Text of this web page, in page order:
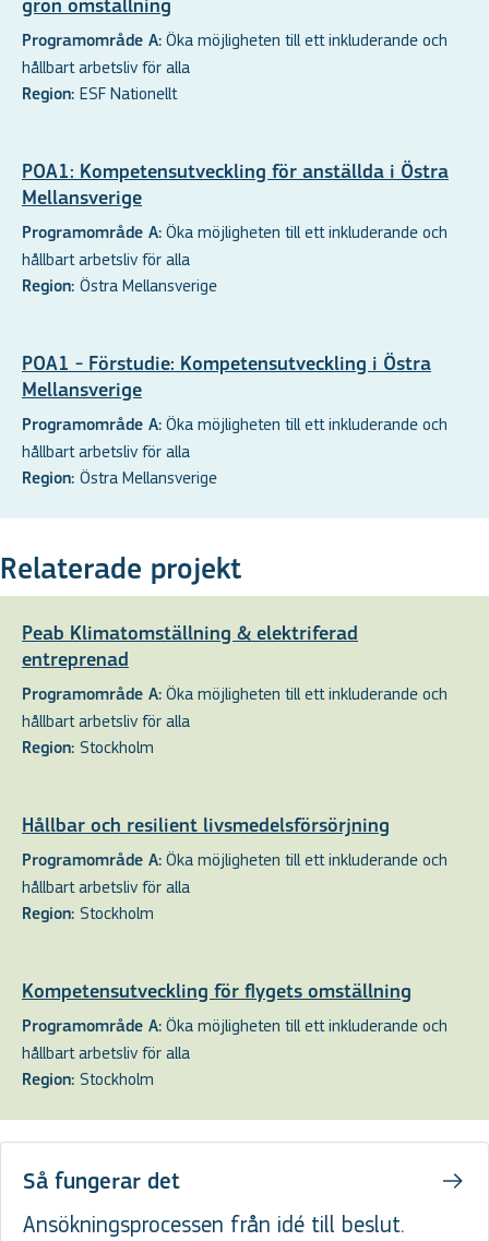
grön omställning
Programområde A: Öka möjligheten till ett inkluderande och
hållbart arbetsliv för alla
Region: ESF Nationellt
POA1: Kompetensutveckling för anställda i Östra
Mellansverige
Programområde A: Öka möjligheten till ett inkluderande och
hållbart arbetsliv för alla
Region: Östra Mellansverige
POA1 - Förstudie: Kompetensutveckling i Östra
Mellansverige
Programområde A: Öka möjligheten till ett inkluderande och
hållbart arbetsliv för alla
Region: Östra Mellansverige
Relaterade projekt
Peab Klimatomställning & elektriferad
entreprenad
Programområde A: Öka möjligheten till ett inkluderande och
hållbart arbetsliv för alla
Region: Stockholm
Hållbar och resilient livsmedelsförsörjning
Programområde A: Öka möjligheten till ett inkluderande och
hållbart arbetsliv för alla
Region: Stockholm
Kompetensutveckling för flygets omställning
Programområde A: Öka möjligheten till ett inkluderande och
hållbart arbetsliv för alla
Region: Stockholm
Så fungerar det
Ansökningsprocessen från idé till beslut.